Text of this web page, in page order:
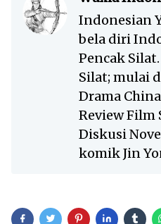
Indonesian
bela diri
Pencak
Silat; mulai
Drama
Review Film
Diskusi
komik Jin